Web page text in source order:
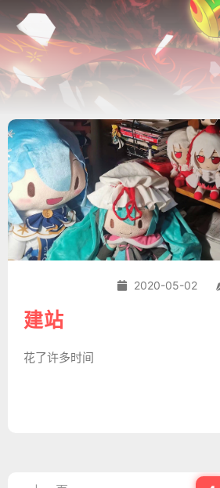
2020-05-02
建站
花了许多时间